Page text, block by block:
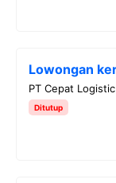
Lowongan
PT Cepat
Ditutup